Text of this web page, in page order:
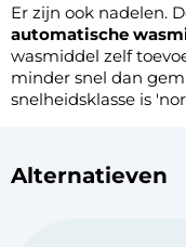
Er zijn ook nadelen.
automatische
wasmiddel zelf
minder snel dan
snelheidsklasse is
Alternatieven